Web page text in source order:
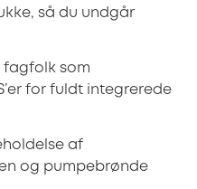
så du undgår
fagfolk som
for fuldt integrerede
af
og pumpebrønde